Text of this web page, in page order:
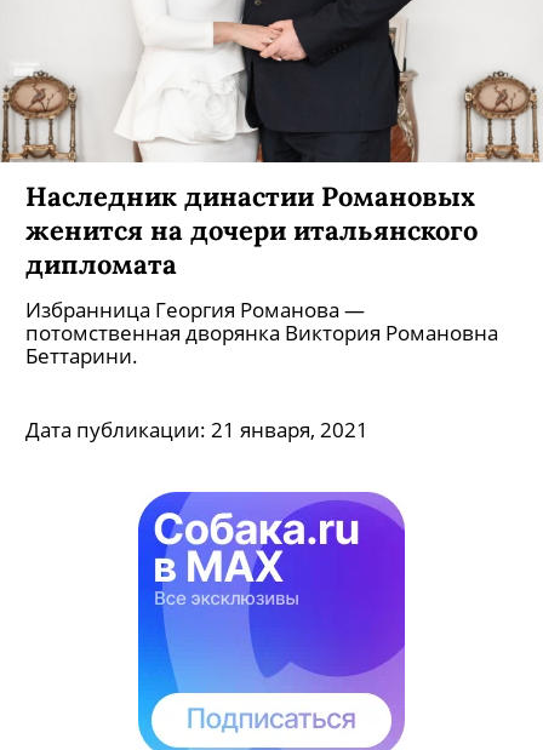
Наследник династии Романовых
женится на дочери итальянского
дипломата
Избранница Георгия Романова —
потомственная дворянка Виктория Романовна
Беттарини.
Дата публикации: 21 января, 2021